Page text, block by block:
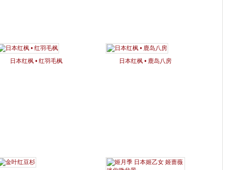
日本红枫 • 红羽毛枫 日本红枫 • 鹿岛八房